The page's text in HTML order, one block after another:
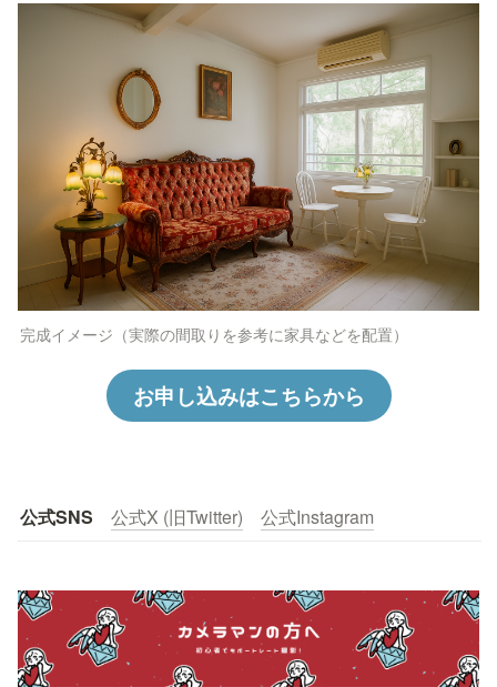
完成イメージ（実際の間取りを参考に家具などを配置）
お申し込みはこちらから
公式SNS 公式X (旧Twitter) 公式Instagram